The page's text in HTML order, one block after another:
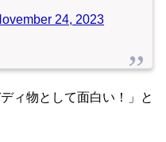
24, 2023
ィ物として面白い！」と